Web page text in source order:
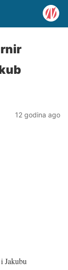
12 godina ago
Jakubu